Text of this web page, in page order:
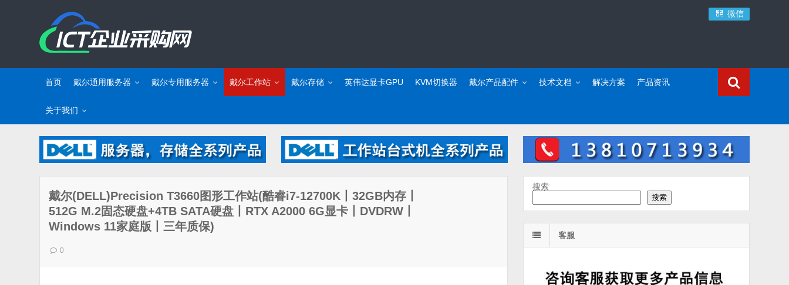
微信
首页 戴尔通用服务器 戴尔专用服务器 戴尔工作站 戴尔存储 英伟达显卡GPU KVM切换器 戴尔产品配件 技术文档 解决方案 产品资讯
关于我们
戴尔(DELL)Precision T3660图形工作站(酷睿i7-12700K丨32GB内存丨
512G M.2固态硬盘+4TB SATA硬盘丨RTX A2000 6G显卡丨DVDRW丨
Windows 11家庭版丨三年质保)
0
搜索
搜索
客服